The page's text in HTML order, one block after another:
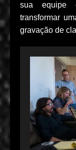
sua equipe
transformar
gravação de